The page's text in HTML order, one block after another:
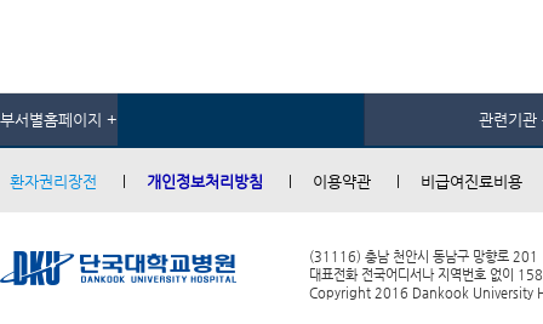
부서별홈페이지 + 관련기관
환자권리장전 개인정보처리방침 이용약관 비급여진료비용
(31116) 충남 천안시 동남구 망향로 201
대표전화 전국어디서나 지역번호 없이
Copyright 2016 Dankook University